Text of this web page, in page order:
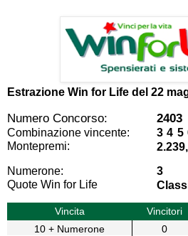
Estrazione Win for Life del 22
Numero Concorso: 2403
Combinazione vincente:
3 4 5
Montepremi:
Numerone:
3
Quote Win for Life
Vincita Vincitori
10 + Numerone
0